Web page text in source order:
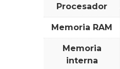
Procesador
Memoria RAM
Memoria
interna